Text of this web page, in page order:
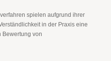
spielen aufgrund ihrer
in der Praxis eine
Bewertung von